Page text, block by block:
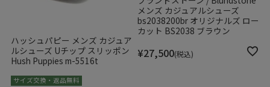
ハッシュパピー メンズ カジュア
ルシューズ Uチップ スリッポン
Hush Puppies m-5516t
サイズ交換・返品無料
メンズ カジュアルシューズ
bs2038200br オリジナルズ ロー
カット BS2038 ブラウン
¥27,500 税込